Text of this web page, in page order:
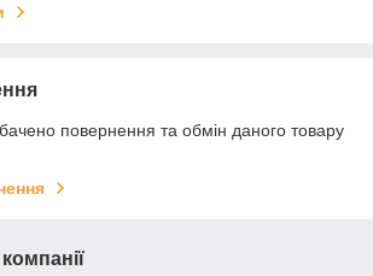
повернення та обмін даного товару